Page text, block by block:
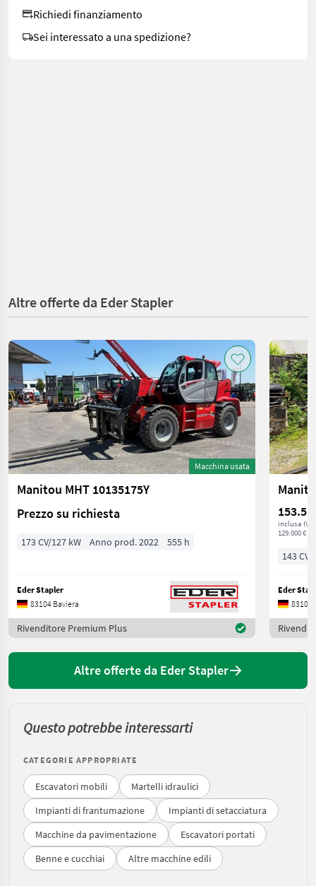
Richiedi finanziamento
Sei interessato a una spedizione?
Altre offerte da Eder Stapler
Macchina usata
Manitou MHT 10135175Y
Prezzo su richiesta
173 CV/127 kW Anno prod. 2022 555 h
Eder Stapler
83104 Baviera
Rivenditore Premium Plus
inclusa IVA
129.000 €
143 CV/
Eder
83104
Altre offerte da Eder Stapler
Questo potrebbe interessarti
CATEGORIE APPROPRIATE
Escavatori mobili
Martelli idraulici
Impianti di frantumazione
Impianti di setacciatura
Macchine da pavimentazione
Escavatori portati
Benne e cucchiai
Altre macchine edili